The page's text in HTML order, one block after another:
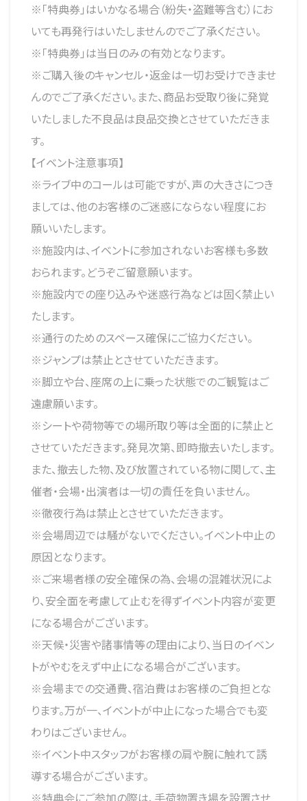
※「特典券」はいかなる場合（紛失・盗難等含む）にお
いても再発行はいたしませんのでご了承ください。
※「特典券」は当日のみの有効となります。
※ご購入後のキャンセル・返金は一切お受けできませ
んのでご了承ください。また、商品お受取り後に発覚
いたしました不良品は良品交換とさせていただきま
す。
【イベント注意事項】
※ライブ中のコールは可能ですが、声の大きさにつき
ましては、他のお客様のご迷惑にならない程度にお
願いいたします。
※施設内は、イベントに参加されないお客様も多数
おられます。どうぞご留意願います。
※施設内での座り込みや迷惑行為などは固く禁止い
たします。
※通行のためのスペース確保にご協力ください。
※ジャンプは禁止とさせていただきます。
※脚立や台、座席の上に乗った状態でのご観覧はご
遠慮願います。
※シートや荷物等での場所取り等は全面的に禁止と
させていただきます。発見次第、即時撤去いたします。
また、撤去した物、及び放置されている物に関して、主
催者・会場・出演者は一切の責任を負いません。
※徹夜行為は禁止とさせていただきます。
※会場周辺では騒がないでください。イベント中止の
原因となります。
※ご来場者様の安全確保の為、会場の混雑状況によ
り、安全面を考慮して止むを得ずイベント内容が変更
になる場合がございます。
※天候・災害や諸事情等の理由により、当日のイベン
トがやむをえず中止になる場合がございます。
※会場までの交通費、宿泊費はお客様のご負担とな
ります。万が一、イベントが中止になった場合でも変
わりはございません。
※イベント中スタッフがお客様の肩や腕に触れて誘
導する場合がございます。
※特典会にご参加の際は、手荷物置き場を設置させ